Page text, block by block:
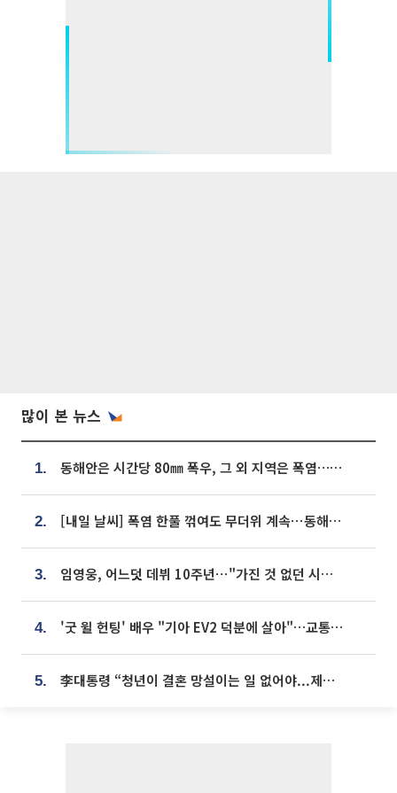
많이 본 뉴스
1. 동해안은 시간당 80㎜ 폭우, 그 외 지역은 폭염…‘극과 극 날씨’
2. [내일 날씨] 폭염 한풀 꺾여도 무더위 계속⋯동해안 이틀 연속 비
3. 임영웅, 어느덧 데뷔 10주년⋯"가진 것 없던 시절, 내 앞엔 20명의 팬뿐"
4. '굿 윌 헌팅' 배우 "기아 EV2 덕분에 살아"…교통사고 후 안전성 극찬
5. 李대통령 “청년이 결혼 망설이는 일 없어야...제도상 불이익 조사”